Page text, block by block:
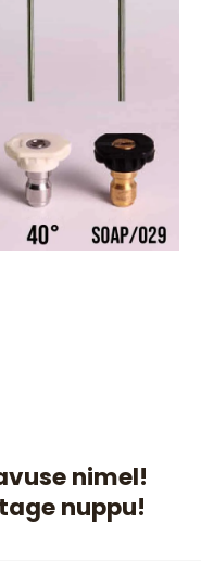
nimel!
nuppu!